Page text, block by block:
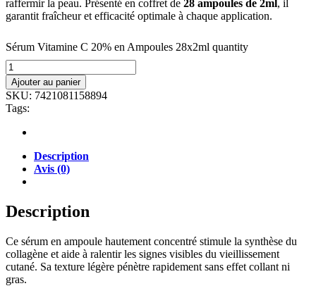
raffermir la peau. Présenté en coffret de 28 ampoules de 2ml, il
garantit fraîcheur et efficacité optimale à chaque application.
Sérum Vitamine C 20% en Ampoules 28x2ml quantity
Ajouter au panier
SKU: 7421081158894
Tags:
Description
Avis (0)
Description
Ce sérum en ampoule hautement concentré stimule la synthèse du
collagène et aide à ralentir les signes visibles du vieillissement
cutané. Sa texture légère pénètre rapidement sans effet collant ni
gras.